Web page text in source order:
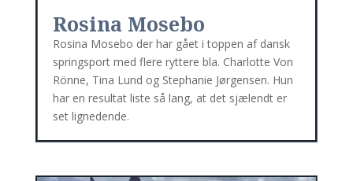
Rosina Mosebo
Rosina Mosebo der har gået i toppen af dansk
springsport med flere ryttere bla. Charlotte Von
Rönne, Tina Lund og Stephanie Jørgensen. Hun
har en resultat liste så lang, at det sjælendt er
set lignedende.